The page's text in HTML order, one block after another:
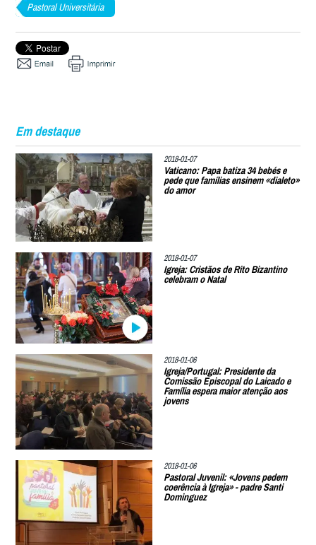
Pastoral Universitária
Em destaque
2018-01-07
Vaticano: Papa batiza 34 bebés e
pede que famílias ensinem «dialeto»
do amor
2018-01-07
Igreja: Cristãos de Rito Bizantino
celebram o Natal
2018-01-06
Igreja/Portugal: Presidente da
Comissão Episcopal do Laicado e
Família espera maior atenção aos
jovens
2018-01-06
Pastoral Juvenil: «Jovens pedem
coerência à Igreja» - padre Santi
Dominguez